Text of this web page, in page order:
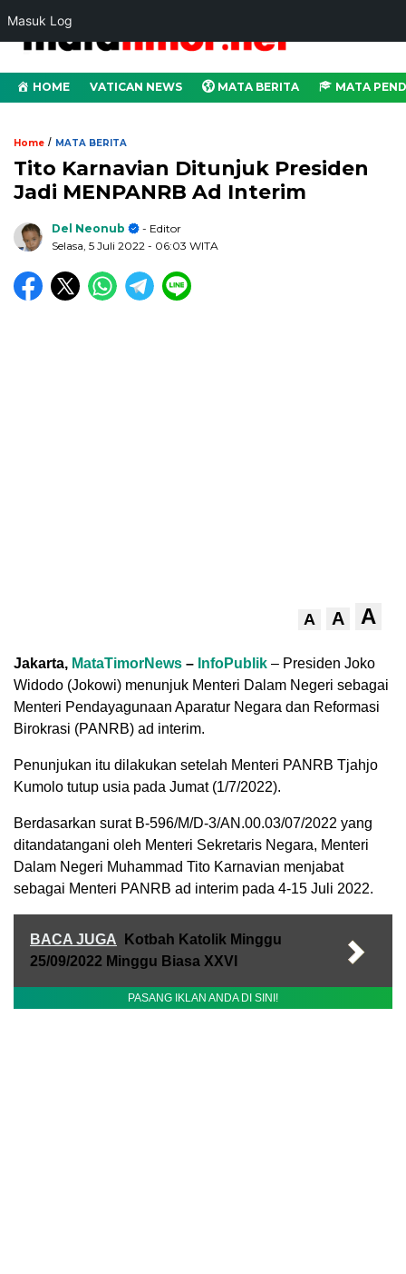
Masuk Log
HOME VATICAN NEWS MATA BERITA MATA
Home / MATA BERITA
Tito Karnavian Ditunjuk Presiden
Jadi MENPANRB Ad Interim
Del Neonub
- Editor
Selasa, 5 Juli 2022 - 06:03 WITA
A A A
Jakarta, MataTimorNews – InfoPublik – Presiden Joko
Widodo (Jokowi) menunjuk Menteri Dalam Negeri sebagai
Menteri Pendayagunaan Aparatur Negara dan Reformasi
Birokrasi (PANRB) ad interim.
Penunjukan itu dilakukan setelah Menteri PANRB Tjahjo
Kumolo tutup usia pada Jumat (1/7/2022).
Berdasarkan surat B-596/M/D-3/AN.00.03/07/2022 yang
ditandatangani oleh Menteri Sekretaris Negara, Menteri
Dalam Negeri Muhammad Tito Karnavian menjabat
sebagai Menteri PANRB ad interim pada 4-15 Juli 2022.
BACA JUGA
Kotbah Katolik Minggu
25/09/2022 Minggu Biasa XXVI
PASANG IKLAN ANDA DI SINI!